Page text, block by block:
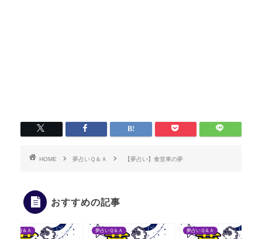
HOME 夢占いＱ＆Ａ 【夢占い】食堂車の夢
おすすめの記事
夢占いＱ＆Ａ 夢占いＱ＆Ａ 夢占いＱ＆Ａ